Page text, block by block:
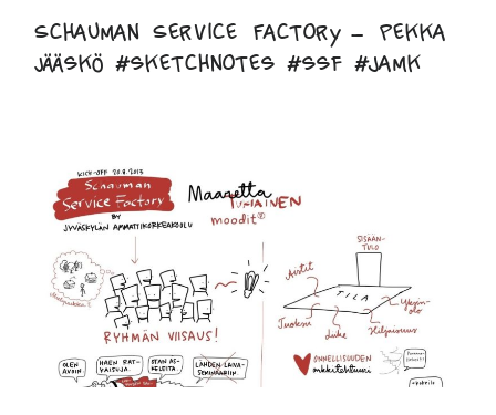
Schauman Service Factory – Pekka
Jääskö #sketchnotes #ssf #jamk